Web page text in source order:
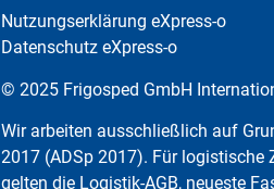
Nutzungserklärung eXpress-o
Datenschutz eXpress-o
© 2025 Frigosped GmbH
Wir arbeiten ausschließlich auf
2017 (ADSp 2017). Für logistische
gelten die Logistik-AGB, neueste